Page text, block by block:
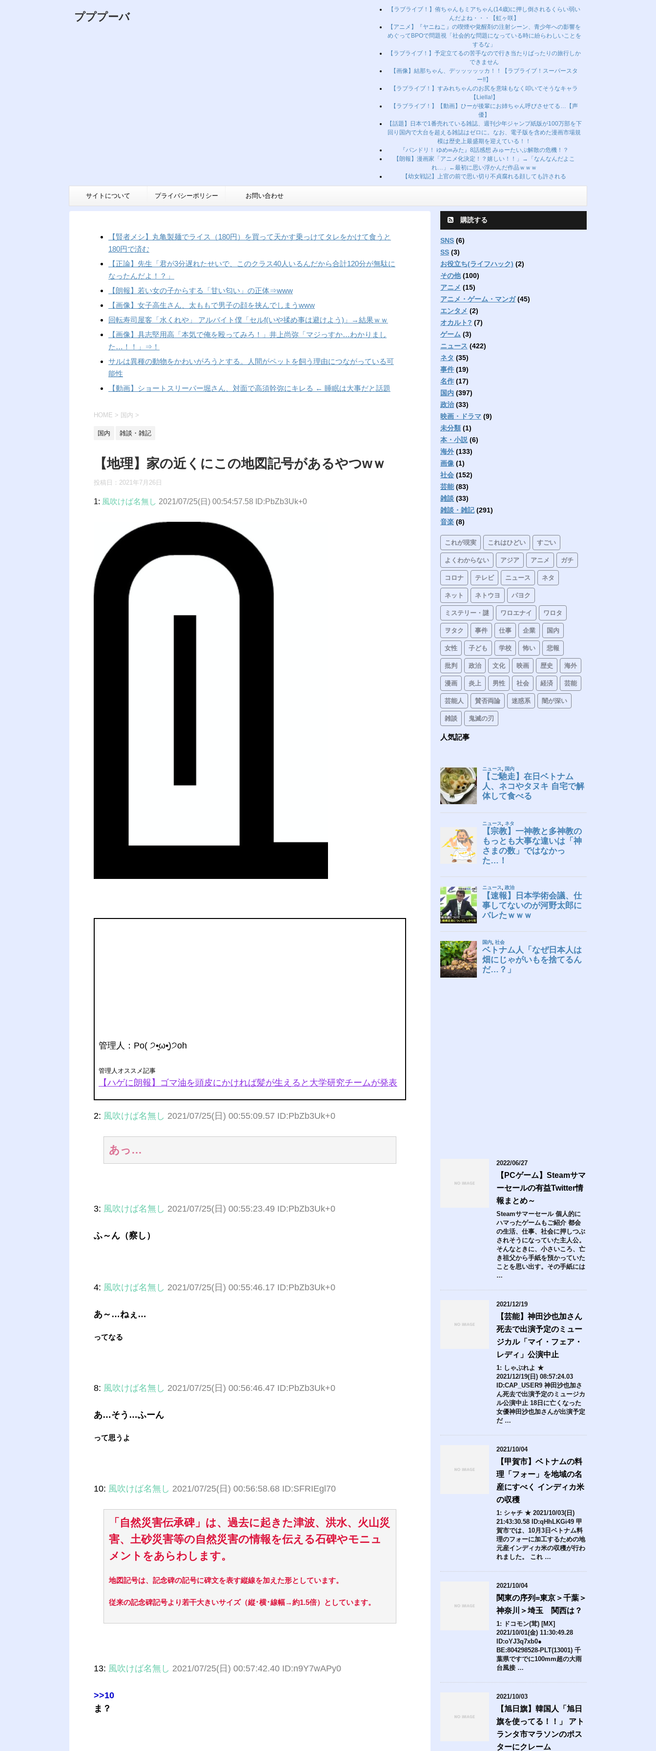
プププーバ
【ラブライブ！】侑ちゃんもミアちゃん(14歳)に押し倒されるくらい弱い
んだよね・・・【虹ヶ咲】
【アニメ】『ヤニねこ』の喫煙や覚醒剤の注射シーン、青少年への影響を
めぐってBPOで問題視「社会的な問題になっている時に紛らわしいことを
するな」
【ラブライブ！】予定立てるの苦手なので行き当たりばったりの旅行しか
できません
【画像】結那ちゃん、デッッッッッカ！！【ラブライブ！スーパースタ
ー!!】
【ラブライブ！】すみれちゃんのお尻を意味もなく叩いてそうなキャラ
【Liella!】
【ラブライブ！】【動画】ひーが後輩にお姉ちゃん呼びさせてる…【声
優】
【話題】日本で1番売れている雑誌、週刊少年ジャンプ紙版が100万部を下
回り国内で大台を超える雑誌はゼロに。なお、電子版を含めた漫画市場規
模は歴史上最盛期を迎えている！！
『バンドリ！ ゆめ∞みた』8話感想 みゅーたいぷ解散の危機！？
【朗報】漫画家「アニメ化決定！？嬉しい！！」→「なんなんだよこ
れ…」←最初に思い浮かんだ作品ｗｗｗ
【幼女戦記】上官の前で思い切り不貞腐れる顔しても許される
サイトについて プライバシーポリシー お問い合わせ
【賢者メシ】丸亀製麺でライス（180円）を買って天かす乗っけてタレをかけて食うと
180円で済む
【正論】先生「君が3分遅れたせいで、このクラス40人いるんだから合計120分が無駄に
なったんだよ！？」
【朗報】若い女の子からする「甘い匂い」の正体⇒www
【画像】女子高生さん、太ももで男子の顔を挟んでしまうwww
回転寿司屋客「水くれや」 アルバイト僕「セルf(いや揉め事は避けよう)」→結果ｗｗ
【画像】具志堅用高「本気で俺を殴ってみろ！」井上尚弥「マジっすか…わかりまし
た…！！」⇒！
サルは異種の動物をかわいがろうとする。人間がペットを飼う理由につながっている可
能性
【動画】ショートスリーパー堀さん、対面で高須幹弥にキレる ← 睡眠は大事だと話題
HOME > 国内 >
国内 雑談・雑記
【地理】家の近くにこの地図記号があるやつwｗ
投稿日： 2021年7月26日
1: 風吹けば名無し 2021/07/25(日) 00:54:57.58 ID:PbZb3Uk+0
管理人 ：Po( ੭•͈ω•͈)੭oh
管理人オススメ記事
【ハゲに朗報】ゴマ油を頭皮にかければ髪が生えると大学研究チームが発表
2: 風吹けば名無し 2021/07/25(日) 00:55:09.57 ID:PbZb3Uk+0
あっ…
3: 風吹けば名無し 2021/07/25(日) 00:55:23.49 ID:PbZb3Uk+0
ふ～ん（察し）
4: 風吹けば名無し 2021/07/25(日) 00:55:46.17 ID:PbZb3Uk+0
あ～…ねぇ…
ってなる
8: 風吹けば名無し 2021/07/25(日) 00:56:46.47 ID:PbZb3Uk+0
あ…そう…ふーん
って思うよ
10: 風吹けば名無し 2021/07/25(日) 00:56:58.68 ID:SFRIEgl70
「自然災害伝承碑」は、過去に起きた津波、洪水、火山災
害、土砂災害等の自然災害の情報を伝える石碑やモニュ
メントをあらわします。
地図記号は、記念碑の記号に碑文を表す縦線を加えた形としています。
従来の記念碑記号より若干大きいサイズ（縦･横･線幅→約1.5倍）としています。
13: 風吹けば名無し 2021/07/25(日) 00:57:42.40 ID:n9Y7wAPy0
>>10
ま？
購読する
SNS (6)
SS (3)
お役立ち(ライフハック) (2)
その他(100)
アニメ (15)
アニメ・ゲーム・マンガ(45)
エンタメ (2)
オカルト? (7)
ゲーム (3)
ニュース (422)
ネタ (35)
事件 (19)
名作 (17)
国内 (397)
政治(33)
映画・ドラマ (9)
未分類 (1)
本・小説 (6)
海外(133)
画像 (1)
社会 (152)
芸能(83)
雑談 (33)
雑談・雑記(291)
音楽 (8)
これが現実 これはひどい すごい
よくわからない アジア アニメ ガチ
コロナ テレビ ニュース ネタ
ネット ネトウヨ パヨク
ミステリー・謎 ワロエナイ ワロタ
ヲタク 事件 仕事 企業 国内
女性 子ども 学校 怖い 悲報
批判 政治 文化 映画 歴史 海外
漫画 炎上 男性 社会 経済 芸能
芸能人 賛否両論 迷惑系 闇が深い
雑談 鬼滅の刃
人気記事
2022/06/27
【PCゲーム】Steamサマ
ーセールの有益Twitter情
報まとめ～
Steamサマーセール 個人的に
ハマったゲームもご紹介 都会
の生活、仕事、社会に押しつぶ
されそうになっていた主人公。
そんなときに、小さいころ、亡
き祖父から手紙を預かっていた
ことを思い出す。その手紙には
…
2021/12/19
【芸能】神田沙也加さん
死去で出演予定のミュー
ジカル「マイ・フェア・
レディ」公演中止
1: しゃぶれよ ★
2021/12/19(日) 08:57:24.03
ID:CAP_USER9 神田沙也加さ
ん死去で出演予定のミュージカ
ル公演中止 18日に亡くなった
女優神田沙也加さんが出演予定
だ …
2021/10/04
【甲賀市】ベトナムの料
理「フォー」を地域の名
産にすべく インディカ米
の収穫
1: シャチ ★ 2021/10/03(日)
21:43:30.58 ID:qHhLKGi49 甲
賀市では、10月3日ベトナム料
理のフォーに加工するための地
元産インディカ米の収穫が行わ
れました。 これ …
2021/10/04
関東の序列=東京＞千葉＞
神奈川＞埼玉 関西は？
1: ドコモン(茸) [MX]
2021/10/01(金) 11:30:49.28
ID:oYJ3q7xb0●
BE:804298528-PLT(13001) 千
葉県ですでに100mm超の大雨
台風接 …
2021/10/03
【旭日旗】韓国人「旭日
旗を使ってる！！」 アト
ランタ市マラソンのポス
ターにクレーム